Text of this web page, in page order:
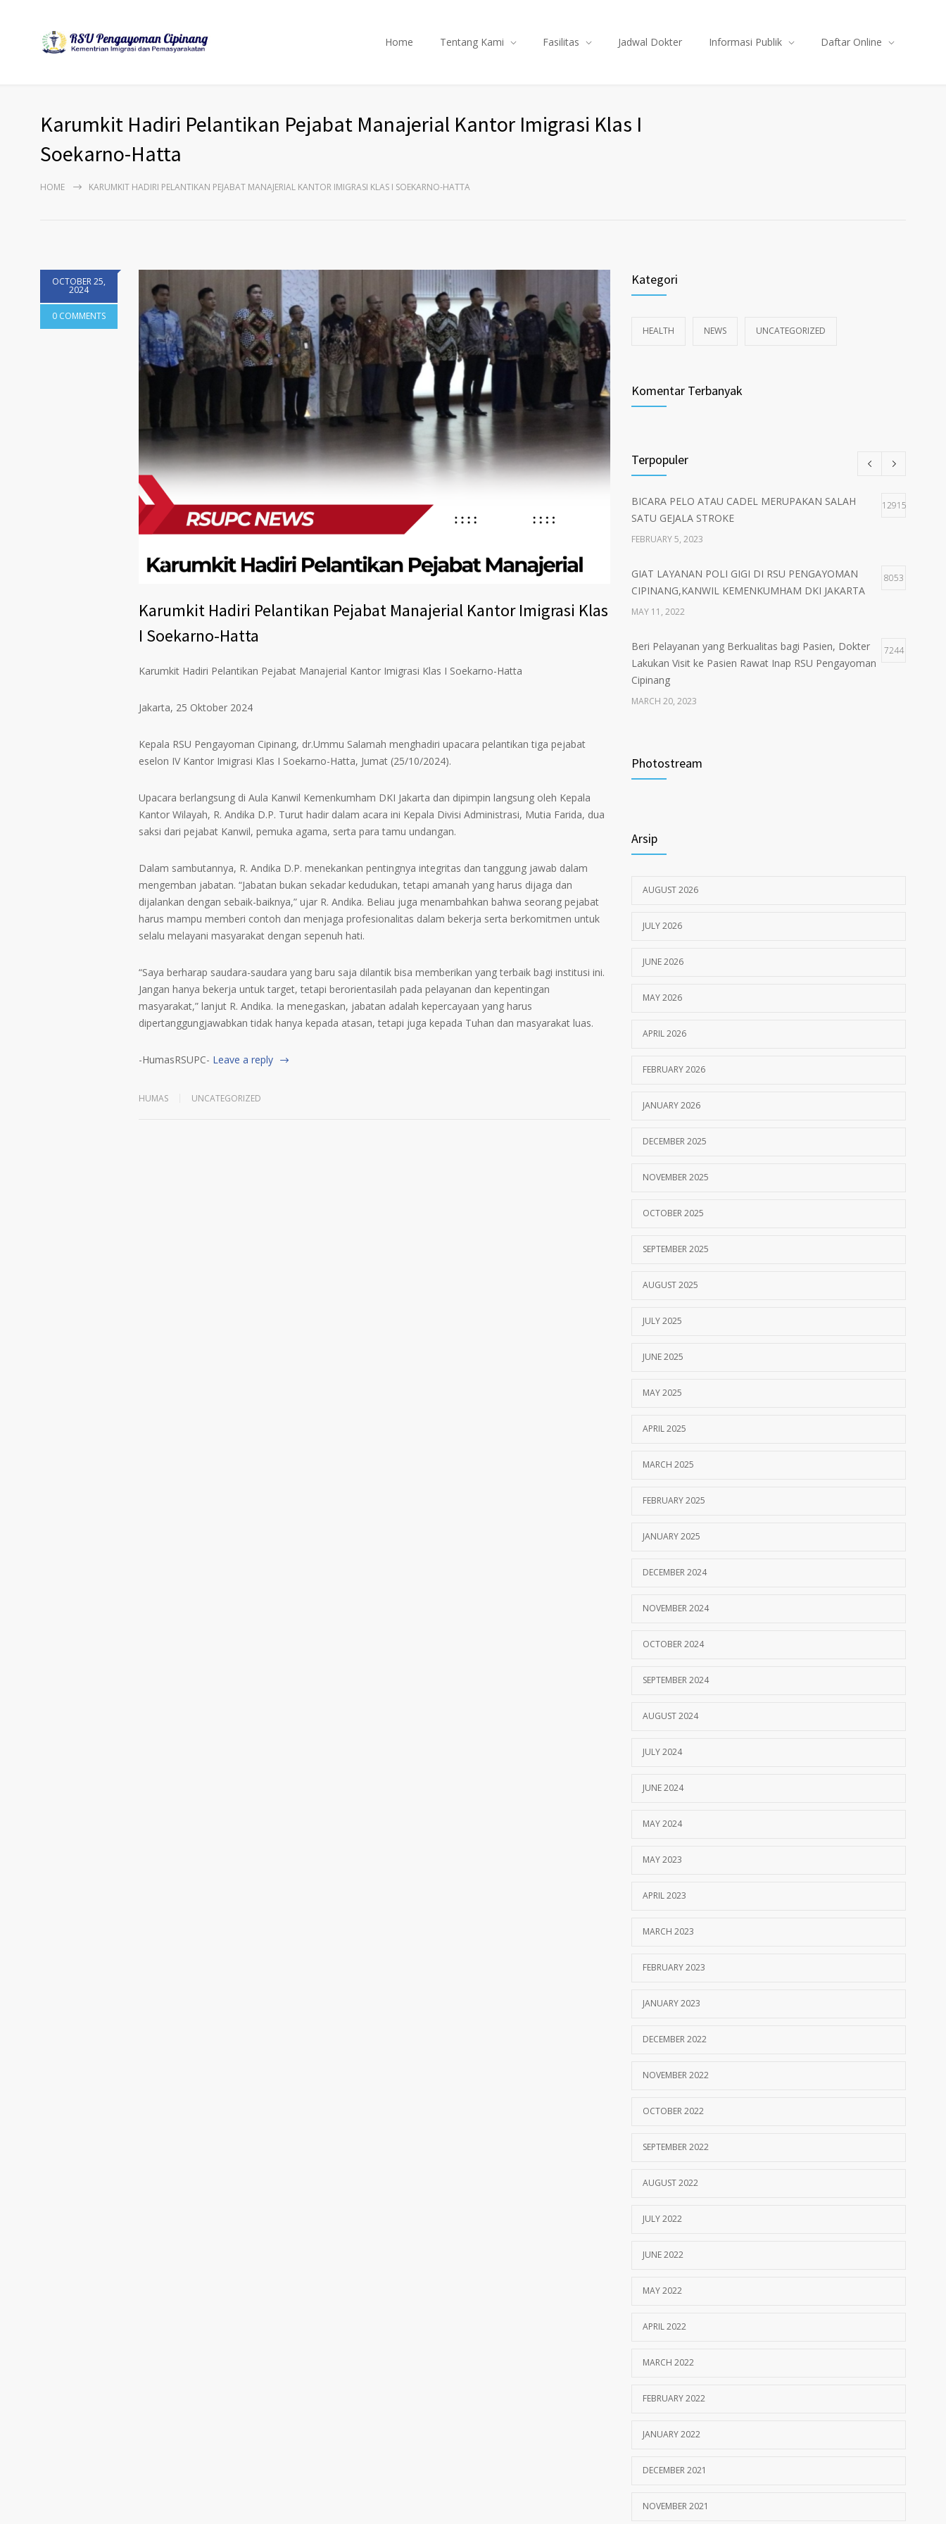
Home Tentang Kami Fasilitas Jadwal Dokter Informasi Publik Daftar Online
Karumkit Hadiri Pelantikan Pejabat Manajerial Kantor Imigrasi Klas I
Soekarno-Hatta
HOME KARUMKIT HADIRI PELANTIKAN PEJABAT MANAJERIAL KANTOR IMIGRASI KLAS I SOEKARNO-HATTA
OCTOBER 25,
2024
0 COMMENTS
1 2 3 4
Karumkit Hadiri Pelantikan Pejabat Manajerial Kantor Imigrasi Klas
I Soekarno-Hatta
Karumkit Hadiri Pelantikan Pejabat Manajerial Kantor Imigrasi Klas I Soekarno-Hatta
Jakarta, 25 Oktober 2024
Kepala RSU Pengayoman Cipinang, dr.Ummu Salamah menghadiri upacara pelantikan tiga pejabat
eselon IV Kantor Imigrasi Klas I Soekarno-Hatta, Jumat (25/10/2024).
Upacara berlangsung di Aula Kanwil Kemenkumham DKI Jakarta dan dipimpin langsung oleh Kepala
Kantor Wilayah, R. Andika D.P. Turut hadir dalam acara ini Kepala Divisi Administrasi, Mutia Farida, dua
saksi dari pejabat Kanwil, pemuka agama, serta para tamu undangan.
Dalam sambutannya, R. Andika D.P. menekankan pentingnya integritas dan tanggung jawab dalam
mengemban jabatan. “Jabatan bukan sekadar kedudukan, tetapi amanah yang harus dijaga dan
dijalankan dengan sebaik-baiknya,” ujar R. Andika. Beliau juga menambahkan bahwa seorang pejabat
harus mampu memberi contoh dan menjaga profesionalitas dalam bekerja serta berkomitmen untuk
selalu melayani masyarakat dengan sepenuh hati.
“Saya berharap saudara-saudara yang baru saja dilantik bisa memberikan yang terbaik bagi institusi ini.
Jangan hanya bekerja untuk target, tetapi berorientasilah pada pelayanan dan kepentingan
masyarakat,” lanjut R. Andika. Ia menegaskan, jabatan adalah kepercayaan yang harus
dipertanggungjawabkan tidak hanya kepada atasan, tetapi juga kepada Tuhan dan masyarakat luas.
-HumasRSUPC- Leave a reply
HUMAS UNCATEGORIZED
Kategori
HEALTH NEWS UNCATEGORIZED
Komentar Terbanyak
Terpopuler
BICARA PELO ATAU CADEL MERUPAKAN SALAH
SATU GEJALA STROKE
12915
FEBRUARY 5, 2023
GIAT LAYANAN POLI GIGI DI RSU PENGAYOMAN
CIPINANG,KANWIL KEMENKUMHAM DKI JAKARTA
8053
MAY 11, 2022
Beri Pelayanan yang Berkualitas bagi Pasien, Dokter
Lakukan Visit ke Pasien Rawat Inap RSU Pengayoman
Cipinang
7244
MARCH 20, 2023
JULY 18, 2024
Photostream
Arsip
AUGUST 2026
JULY 2026
JUNE 2026
MAY 2026
APRIL 2026
FEBRUARY 2026
JANUARY 2026
DECEMBER 2025
NOVEMBER 2025
OCTOBER 2025
SEPTEMBER 2025
AUGUST 2025
JULY 2025
JUNE 2025
MAY 2025
APRIL 2025
MARCH 2025
FEBRUARY 2025
JANUARY 2025
DECEMBER 2024
NOVEMBER 2024
OCTOBER 2024
SEPTEMBER 2024
AUGUST 2024
JULY 2024
JUNE 2024
MAY 2024
MAY 2023
APRIL 2023
MARCH 2023
FEBRUARY 2023
JANUARY 2023
DECEMBER 2022
NOVEMBER 2022
OCTOBER 2022
SEPTEMBER 2022
AUGUST 2022
JULY 2022
JUNE 2022
MAY 2022
APRIL 2022
MARCH 2022
FEBRUARY 2022
JANUARY 2022
DECEMBER 2021
NOVEMBER 2021